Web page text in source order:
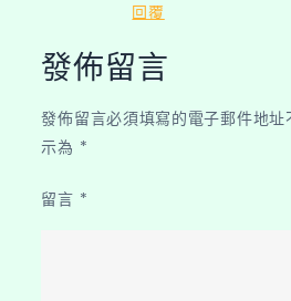
回覆
發佈留言
發佈留言必須填寫的電子郵件地址
示為 *
留言 *